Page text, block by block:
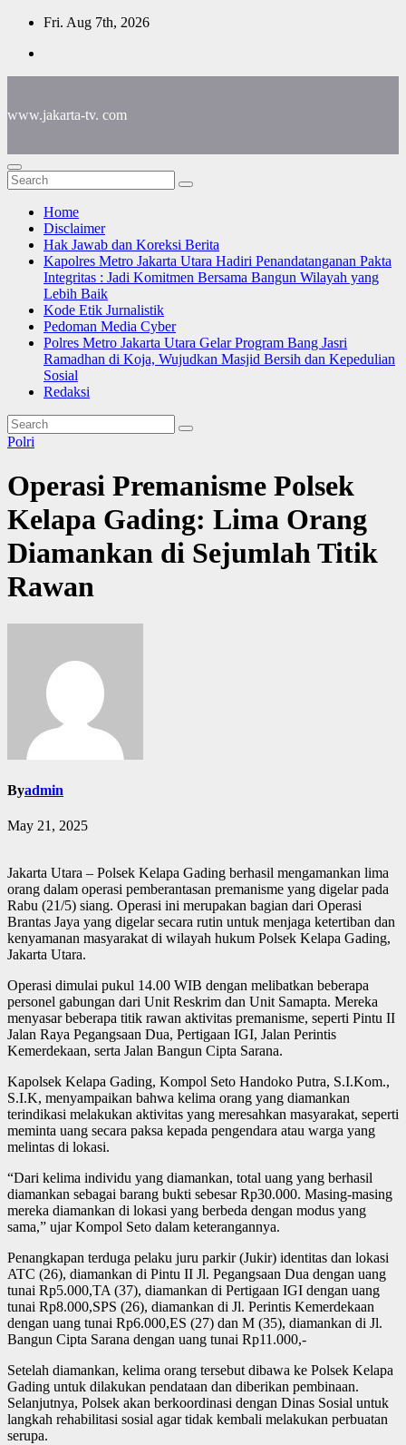
Skip
content
Fri. Aug 7th, 2026
www.jakarta-tv. com
Home
Disclaimer
Hak Jawab dan Koreksi Berita
Kapolres Metro Jakarta Utara Hadiri Penandatanganan Pakta
Integritas : Jadi Komitmen Bersama Bangun Wilayah yang
Lebih Baik
Kode Etik Jurnalistik
Pedoman Media Cyber
Polres Metro Jakarta Utara Gelar Program Bang Jasri
Ramadhan di Koja, Wujudkan Masjid Bersih dan Kepedulian
Sosial
Redaksi
Polri
Operasi Premanisme Polsek
Kelapa Gading: Lima Orang
Diamankan di Sejumlah Titik
Rawan
Byadmin
May 21, 2025
Jakarta Utara – Polsek Kelapa Gading berhasil mengamankan lima
orang dalam operasi pemberantasan premanisme yang digelar pada
Rabu (21/5) siang. Operasi ini merupakan bagian dari Operasi
Brantas Jaya yang digelar secara rutin untuk menjaga ketertiban dan
kenyamanan masyarakat di wilayah hukum Polsek Kelapa Gading,
Jakarta Utara.
Operasi dimulai pukul 14.00 WIB dengan melibatkan beberapa
personel gabungan dari Unit Reskrim dan Unit Samapta. Mereka
menyasar beberapa titik rawan aktivitas premanisme, seperti Pintu II
Jalan Raya Pegangsaan Dua, Pertigaan IGI, Jalan Perintis
Kemerdekaan, serta Jalan Bangun Cipta Sarana.
Kapolsek Kelapa Gading, Kompol Seto Handoko Putra, S.I.Kom.,
S.I.K, menyampaikan bahwa kelima orang yang diamankan
terindikasi melakukan aktivitas yang meresahkan masyarakat, seperti
meminta uang secara paksa kepada pengendara atau warga yang
melintas di lokasi.
“Dari kelima individu yang diamankan, total uang yang berhasil
diamankan sebagai barang bukti sebesar Rp30.000. Masing-masing
mereka diamankan di lokasi yang berbeda dengan modus yang
sama,” ujar Kompol Seto dalam keterangannya.
Penangkapan terduga pelaku juru parkir (Jukir) identitas dan lokasi
ATC (26), diamankan di Pintu II Jl. Pegangsaan Dua dengan uang
tunai Rp5.000,TA (37), diamankan di Pertigaan IGI dengan uang
tunai Rp8.000,SPS (26), diamankan di Jl. Perintis Kemerdekaan
dengan uang tunai Rp6.000,ES (27) dan M (35), diamankan di Jl.
Bangun Cipta Sarana dengan uang tunai Rp11.000,-
Setelah diamankan, kelima orang tersebut dibawa ke Polsek Kelapa
Gading untuk dilakukan pendataan dan diberikan pembinaan.
Selanjutnya, Polsek akan berkoordinasi dengan Dinas Sosial untuk
langkah rehabilitasi sosial agar tidak kembali melakukan perbuatan
serupa.